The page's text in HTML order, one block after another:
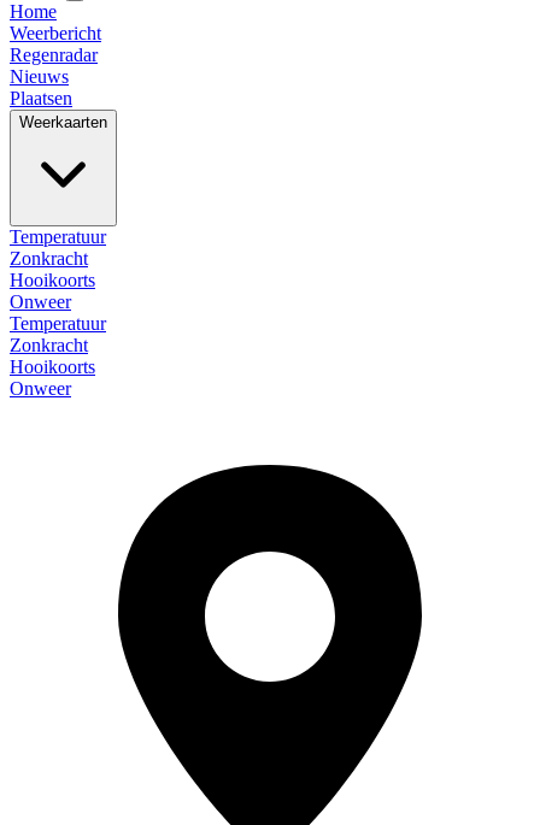
Home
Weerbericht
Regenradar
Nieuws
Plaatsen
Weerkaarten
Temperatuur
Zonkracht
Hooikoorts
Onweer
Temperatuur
Zonkracht
Hooikoorts
Onweer